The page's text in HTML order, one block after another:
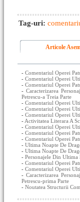
Tag-uri:
Articole
- Comentariul Operei
- Comentariul Operei
- Comentariul Operei
-Caracterizarea
Petrescu-a Treia Parte
- Comentariul Operei
- Comentariul Operei
- Comentariul Operei
- Activitatea Literara A
- Comentariul Operei
- Comentariul Operei
- Comentariul Operei
- Ultima Noapte De
- Ultima Noapte De
- Personajele Din Ultima
- Comentariul Operei
- Comentariul Operei
-Caracterizarea
Petrescu-prima Parte
- Noutatea Structurii